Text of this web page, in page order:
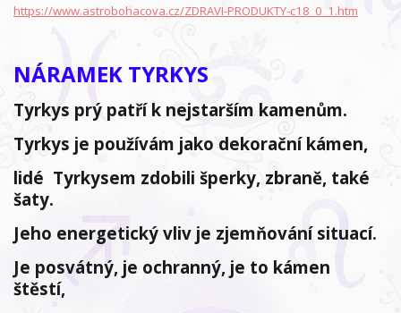
https://www.astrobohacova.cz/ZDRAVI-PRODUKTY-c18_0_1.htm
NÁRAMEK TYRKYS
Tyrkys prý patří k nejstarším kamenům.
Tyrkys je používám jako dekorační kámen,
lidé Tyrkysem zdobili šperky, zbraně, také
šaty.
Jeho energetický vliv je zjemňování situací.
Je posvátný, je ochranný, je to kámen
štěstí,